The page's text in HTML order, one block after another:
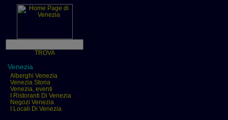
TROVA
Venezia
Alberghi Venezia
Venezia Storia
Venezia, eventi
I Ristoranti Di Venezia
Negozi Venezia
I Locali Di Venezia